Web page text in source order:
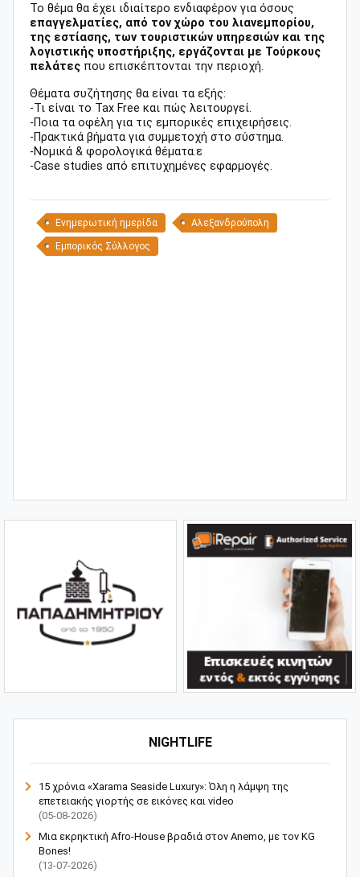
NIGHTLIFE
15 χρόνια «Xarama Seaside Luxury»: Όλη η λάμψη της
επετειακής γιορτής σε εικόνες και video
(05-08-2026)
Μια εκρηκτική Afro-House βραδιά στον Anemo, με τον KG
Bones!
(13-07-2026)
Το θέμα θα έχει ιδιαίτερο ενδιαφέρον για όσους
επαγγελματίες, από τον χώρο του λιανεμπορίου,
της εστίασης, των τουριστικών υπηρεσιών και της
λογιστικής υποστήριξης, εργάζονται με Τούρκους
πελάτες που επισκέπτονται την περιοχή.
Θέματα συζήτησης θα είναι τα εξής:
-Τι είναι το Tax Free και πώς λειτουργεί.
-Ποια τα οφέλη για τις εμπορικές επιχειρήσεις.
-Πρακτικά βήματα για συμμετοχή στο σύστημα.
-Νομικά & φορολογικά θέματα.ε
-Case studies από επιτυχημένες εφαρμογές.
Ενημερωτική ημερίδα Αλεξανδρούπολη
Εμπορικός Σύλλογος